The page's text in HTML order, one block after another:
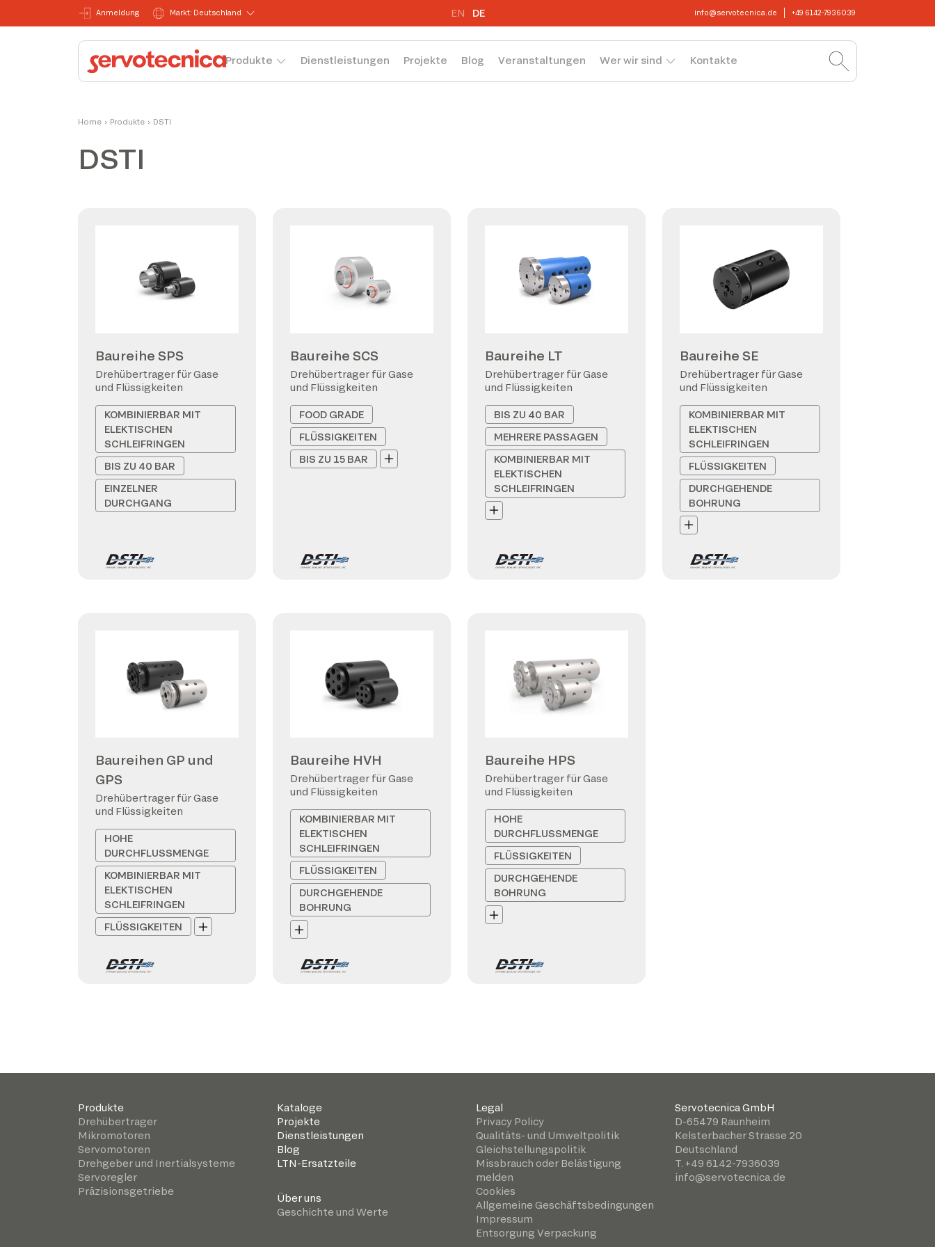
Anmeldung Markt: Deutschland EN DE info@servotecnica.de +49 6142-7936039
Produkte Dienstleistungen Projekte Blog Veranstaltungen Wer wir sind Kontakte
Home › Produkte › DSTI
DSTI
Baureihe SPS
Drehübertrager für Gase
und Flüssigkeiten
KOMBINIERBAR MIT
ELEKTISCHEN
SCHLEIFRINGEN
BIS ZU 40 BAR
EINZELNER
DURCHGANG
Baureihe SCS
Drehübertrager für Gase
und Flüssigkeiten
FOOD GRADE
FLÜSSIGKEITEN
BIS ZU 15 BAR
Baureihe LT
Drehübertrager für Gase
und Flüssigkeiten
BIS ZU 40 BAR
MEHRERE PASSAGEN
KOMBINIERBAR MIT
ELEKTISCHEN
SCHLEIFRINGEN
Baureihe SE
Drehübertrager für Gase
und Flüssigkeiten
KOMBINIERBAR MIT
ELEKTISCHEN
SCHLEIFRINGEN
FLÜSSIGKEITEN
DURCHGEHENDE
BOHRUNG
Baureihen GP und
GPS
Drehübertrager für Gase
und Flüssigkeiten
HOHE
DURCHFLUSSMENGE
KOMBINIERBAR MIT
ELEKTISCHEN
SCHLEIFRINGEN
FLÜSSIGKEITEN
Baureihe HVH
Drehübertrager für Gase
und Flüssigkeiten
KOMBINIERBAR MIT
ELEKTISCHEN
SCHLEIFRINGEN
FLÜSSIGKEITEN
DURCHGEHENDE
BOHRUNG
Baureihe HPS
Drehübertrager für Gase
und Flüssigkeiten
HOHE
DURCHFLUSSMENGE
FLÜSSIGKEITEN
DURCHGEHENDE
BOHRUNG
Produkte
Drehübertrager
Mikromotoren
Servomotoren
Drehgeber und Inertialsysteme
Servoregler
Präzisionsgetriebe
Kataloge
Projekte
Dienstleistungen
Blog
LTN-Ersatzteile
Über uns
Geschichte und Werte
Legal
Privacy Policy
Qualitäts- und Umweltpolitik
Gleichstellungspolitik
Missbrauch oder Belästigung
melden
Cookies
Allgemeine Geschäftsbedingungen
Impressum
Entsorgung Verpackung
Servotecnica GmbH
D-65479 Raunheim
Kelsterbacher Strasse 20
Deutschland
T. +49 6142-7936039
info@servotecnica.de